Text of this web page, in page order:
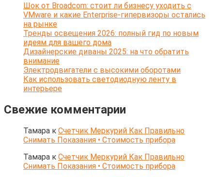
Шок от Broadcom: стоит ли бизнесу уходить с
VMware и какие Enterprise-гипервизоры остались
на рынке
Тренды освещения 2026: полный гид по новым
идеям для вашего дома
Дизайнерские диваны 2025: на что обратить
внимание
Электродвигатели с высокими оборотами
Как использовать светодиодную ленту в
интерьере
Свежие комментарии
Тамара к Счетчик Меркурий Как Правильно
Снимать Показания • Стоимость прибора
Тамара к Счетчик Меркурий Как Правильно
Снимать Показания • Стоимость прибора